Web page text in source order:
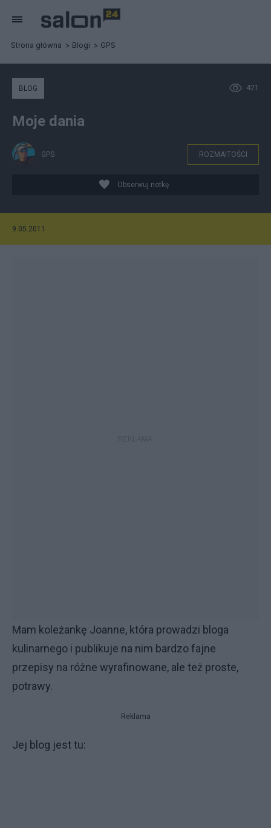
Strona główna Blogi GPS
421
BLOG
Moje dania
GPS ROZMAITOŚCI
Obserwuj notkę
9.05.2011
Mam koleżankę Joanne, która prowadzi bloga
kulinarnego i publikuje na nim bardzo fajne
przepisy na różne wyrafinowane, ale też proste,
potrawy.
Reklama
Jej blog jest tu: